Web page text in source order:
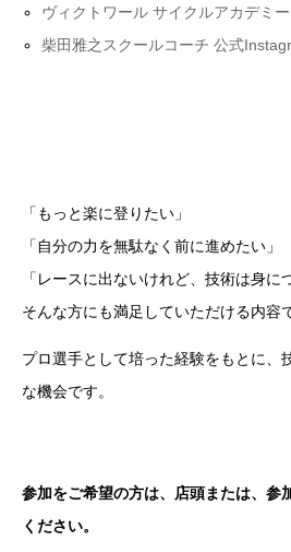
ヴィクトワール サイクルアカデミ
柴田雅之スクールコーチ 公式
「もっと楽に登りたい」
「自分の力を無駄なく前に進めたい」
「レースに出ないけれど、技術は身に
そんな方にも満足していただける内容
プロ選手として培った経験をもとに、
な機会です。
参加をご希望の方は、店頭または、参
ください。